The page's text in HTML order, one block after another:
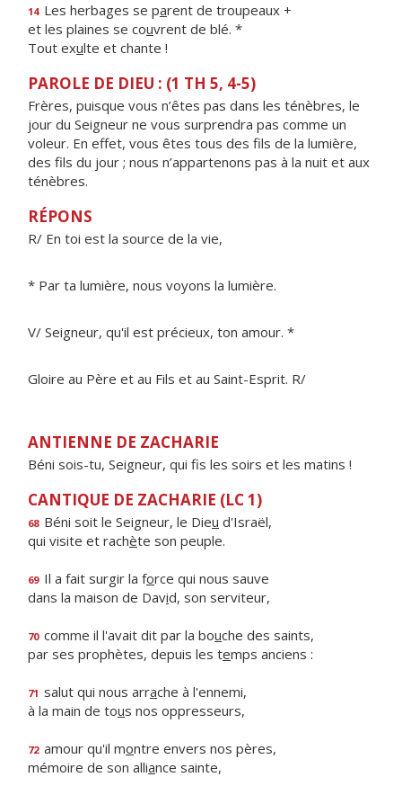
14 Les herbages se parent de troupeaux +
et les plaines se couvrent de blé. *
Tout exulte et chante !
PAROLE DE DIEU : (1 TH 5, 4-5)
Frères, puisque vous n’êtes pas dans les ténèbres, le
jour du Seigneur ne vous surprendra pas comme un
voleur. En effet, vous êtes tous des fils de la lumière,
des fils du jour ; nous n’appartenons pas à la nuit et aux
ténèbres.
RÉPONS
R/ En toi est la source de la vie,
* Par ta lumière, nous voyons la lumière.
V/ Seigneur, qu'il est précieux, ton amour. *
Gloire au Père et au Fils et au Saint-Esprit. R/
ANTIENNE DE ZACHARIE
Béni sois-tu, Seigneur, qui fis les soirs et les matins !
CANTIQUE DE ZACHARIE (LC 1)
68 Béni soit le Seigneur, le Dieu d'Israël,
qui visite et rachète son peuple.
69 Il a fait surgir la force qui nous sauve
dans la maison de David, son serviteur,
70 comme il l'avait dit par la bouche des saints,
par ses prophètes, depuis les temps anciens :
71 salut qui nous arrache à l'ennemi,
à la main de tous nos oppresseurs,
72 amour qu'il montre envers nos pères,
mémoire de son alliance sainte,